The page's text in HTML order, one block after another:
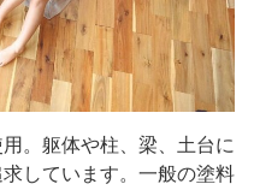
。躯体や柱、梁、土台に
しています。一般の塗料